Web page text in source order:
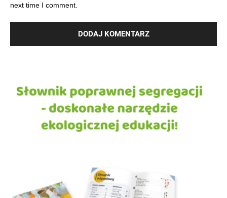
next time I comment.